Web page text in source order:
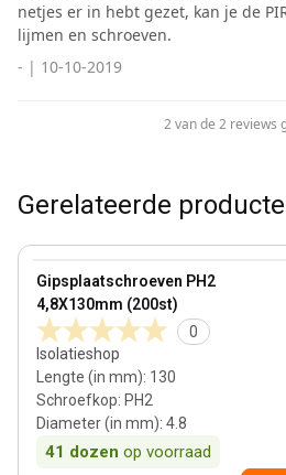
netjes er in hebt gezet, kan je de
lijmen en schroeven.
- | 10-10-2019
2 van de 2 reviews
Gerelateerde
Gipsplaatschroeven PH2
4,8X130mm (200st)
0
Isolatieshop
Lengte (in mm): 130
Schroefkop: PH2
Diameter (in mm): 4.8
41 dozen op voorraad
View product